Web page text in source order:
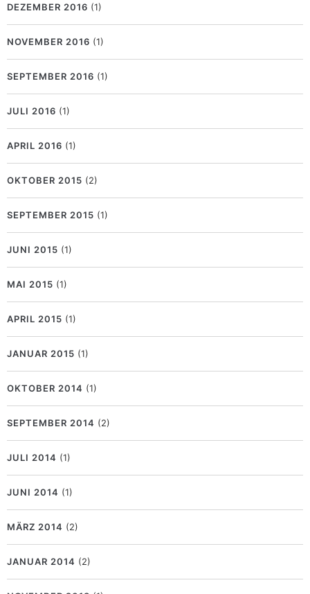
DEZEMBER 2016 (1)
NOVEMBER 2016 (1)
SEPTEMBER 2016 (1)
JULI 2016 (1)
APRIL 2016 (1)
OKTOBER 2015 (2)
SEPTEMBER 2015 (1)
JUNI 2015 (1)
MAI 2015 (1)
APRIL 2015 (1)
JANUAR 2015 (1)
OKTOBER 2014 (1)
SEPTEMBER 2014 (2)
JULI 2014 (1)
JUNI 2014 (1)
MÄRZ 2014 (2)
JANUAR 2014 (2)